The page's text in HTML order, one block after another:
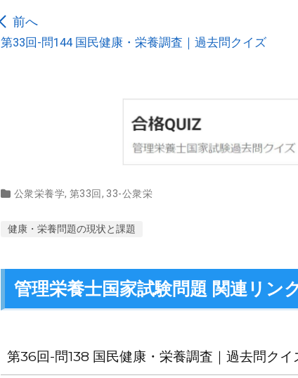
前へ
第33回-問144 国民健康・栄養調査｜過去問クイズ
公衆栄養学, 第33回, 33-公衆栄
健康・栄養問題の現状と課題
管理栄養士国家試験問題 関連リン
第36回-問138 国民健康・栄養調査｜過去問クイ